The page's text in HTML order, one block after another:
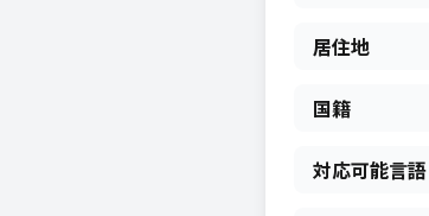
居住地
国籍
対応可能言語